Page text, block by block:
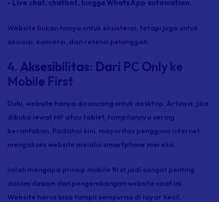
- Live chat, chatbot, hingga WhatsApp automation.
Website bukan hanya untuk eksistensi, tetapi juga untuk
akuisisi, konversi, dan retensi pelanggan.
4. Aksesibilitas: Dari PC Only ke
Mobile First
Dulu, website hanya dirancang untuk desktop. Artinya, jika
dibuka lewat HP atau tablet, tampilannya sering
berantakan. Padahal kini, mayoritas pengguna internet
mengakses website melalui smartphone mereka.
Inilah mengapa prinsip mobile first jadi sangat penting
dalam desain dan pengembanganwebsite saat ini.
Website harus bisa tampil sempurna di layar kecil,